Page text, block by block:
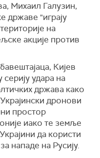
Михаил Галузин,
државе "играју
на
акције против
Кијев
удара на
држава како
дронови
простор
иако те земље
да користи
нападе на Русију.